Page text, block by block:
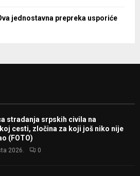
jednostavna prepreka usporiće
stradanja srpskih civila na
cesti, zločina za koji još niko nije
(FOTO)
2026. 0